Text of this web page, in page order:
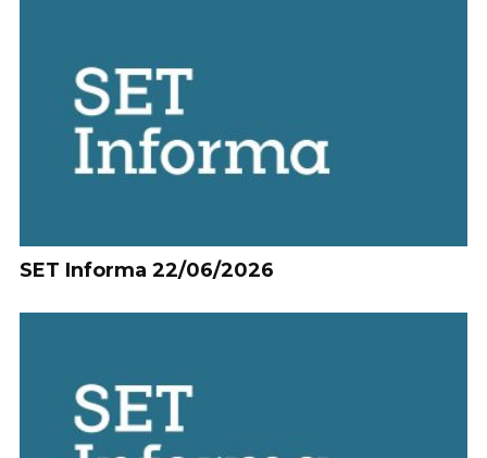
SET Informa 22/06/2026